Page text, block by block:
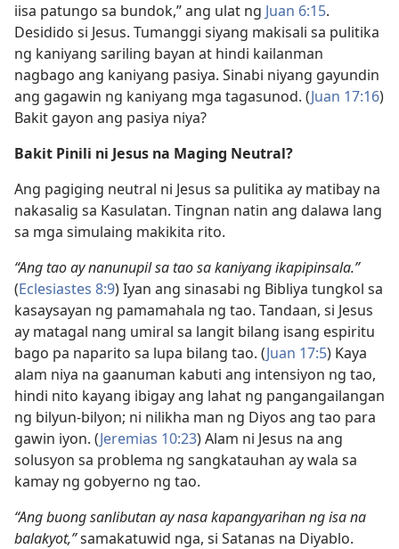
iisa patungo sa bundok,” ang ulat ng Juan 6:15.
Desidido si Jesus. Tumanggi siyang makisali sa pulitika
ng kaniyang sariling bayan at hindi kailanman
nagbago ang kaniyang pasiya. Sinabi niyang gayundin
ang gagawin ng kaniyang mga tagasunod. (Juan 17:16)
Bakit gayon ang pasiya niya?
Bakit Pinili ni Jesus na Maging Neutral?
Ang pagiging neutral ni Jesus sa pulitika ay matibay na
nakasalig sa Kasulatan. Tingnan natin ang dalawa lang
sa mga simulaing makikita rito.
“Ang tao ay nanunupil sa tao sa kaniyang ikapipinsala.”
(Eclesiastes 8:9) Iyan ang sinasabi ng Bibliya tungkol sa
kasaysayan ng pamamahala ng tao. Tandaan, si Jesus
ay matagal nang umiral sa langit bilang isang espiritu
bago pa naparito sa lupa bilang tao. (Juan 17:5) Kaya
alam niya na gaanuman kabuti ang intensiyon ng tao,
hindi nito kayang ibigay ang lahat ng pangangailangan
ng bilyun-bilyon; ni nilikha man ng Diyos ang tao para
gawin iyon. (Jeremias 10:23) Alam ni Jesus na ang
solusyon sa problema ng sangkatauhan ay wala sa
kamay ng gobyerno ng tao.
“Ang buong sanlibutan ay nasa kapangyarihan ng isa na
balakyot,”samakatuwid nga, si Satanas na Diyablo.